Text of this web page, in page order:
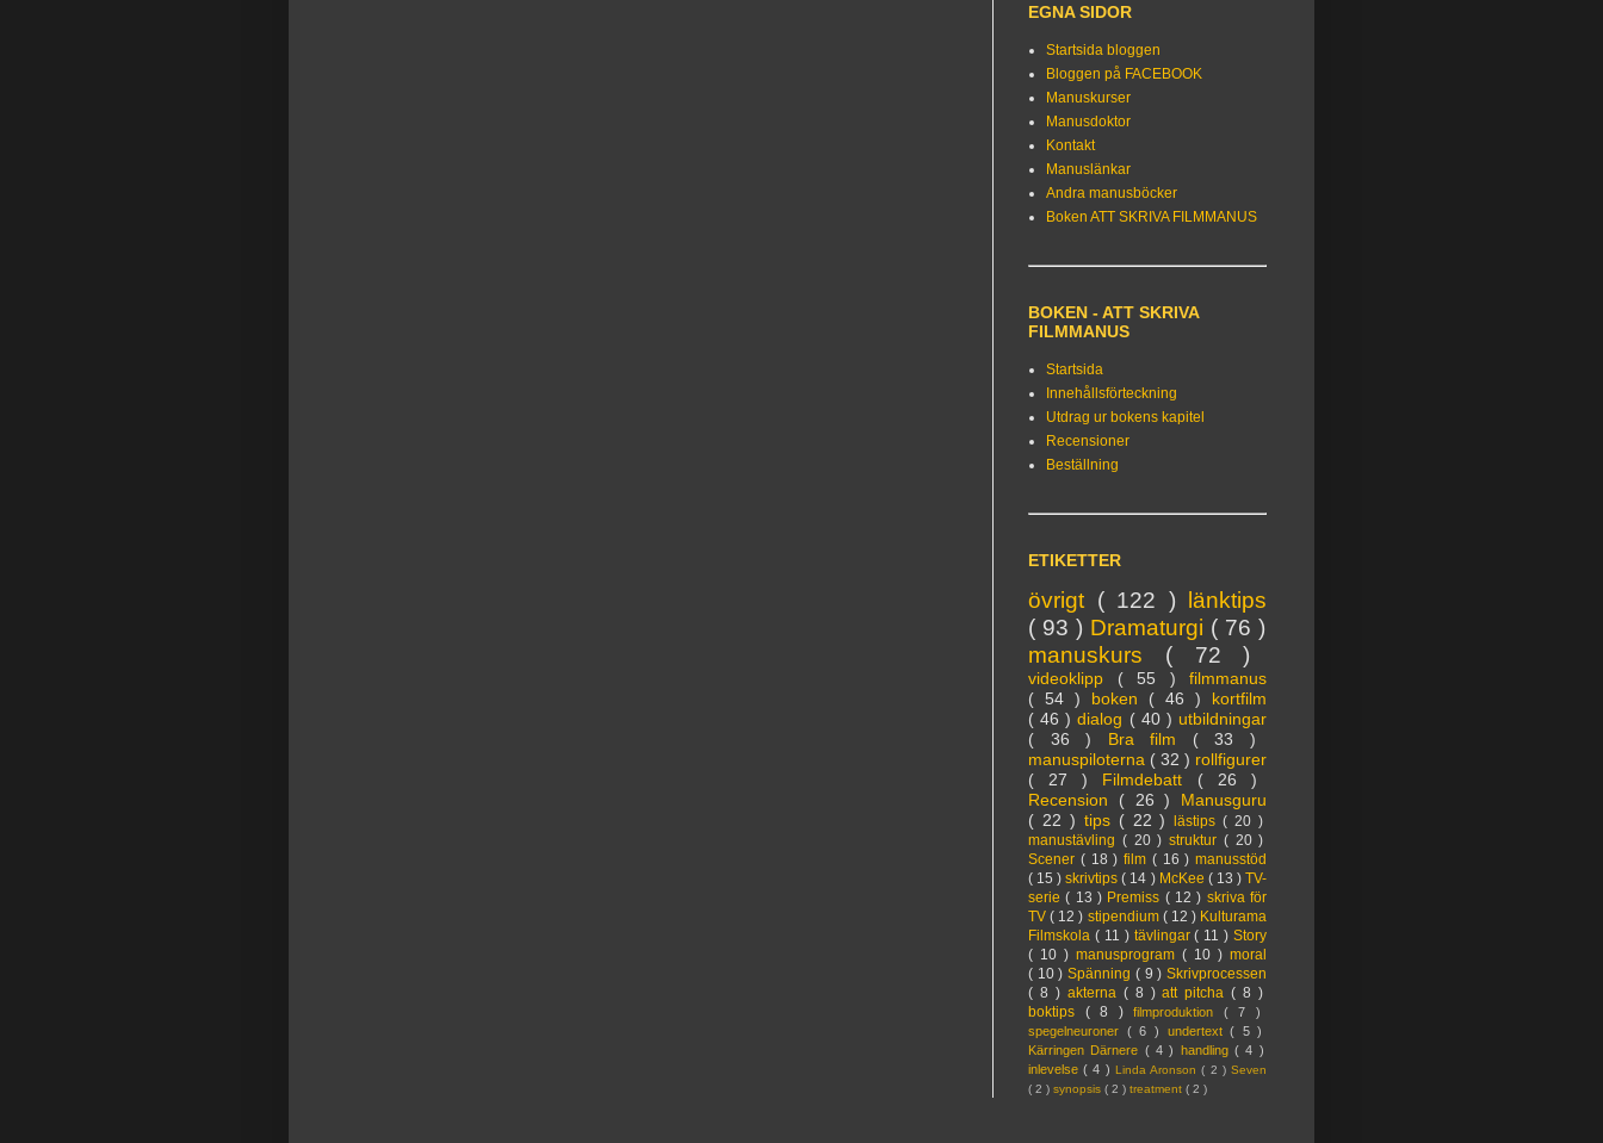
EGNA SIDOR
Startsida bloggen
Bloggen på FACEBOOK
Manuskurser
Manusdoktor
Kontakt
Manuslänkar
Andra manusböcker
Boken ATT SKRIVA FILMMANUS
BOKEN - ATT SKRIVA
FILMMANUS
Startsida
Innehållsförteckning
Utdrag ur bokens kapitel
Recensioner
Beställning
ETIKETTER
övrigt ( 122 ) länktips
( 93 ) Dramaturgi ( 76 )
manuskurs ( 72 )
videoklipp ( 55 ) filmmanus
( 54 ) boken ( 46 ) kortfilm
( 46 )dialog ( 40 ) utbildningar
( 36 ) Bra film ( 33 )
manuspiloterna ( 32 ) rollfigurer
( 27 ) Filmdebatt ( 26 )
Recension ( 26 ) Manusguru
( 22 ) tips ( 22 )lästips( 20 )
manustävling ( 20 ) struktur ( 20 )
Scener ( 18 ) film ( 16 ) manusstöd
( 15 )skrivtips( 14 ) McKee ( 13 )TV-
serie( 13 ) Premiss ( 12 ) skriva för
TV( 12 ) stipendium ( 12 ) Kulturama
Filmskola ( 11 ) tävlingar( 11 ) Story
( 10 ) manusprogram ( 10 ) moral
( 10 )Spänning ( 9 )Skrivprocessen
( 8 ) akterna ( 8 )att pitcha( 8 )
boktips ( 8 ) filmproduktion ( 7 )
spegelneuroner ( 6 ) undertext( 5 )
Kärringen Därnere ( 4 ) handling( 4 )
inlevelse( 4 ) Linda Aronson( 2 )Seven
( 2 ) synopsis ( 2 ) treatment ( 2 )